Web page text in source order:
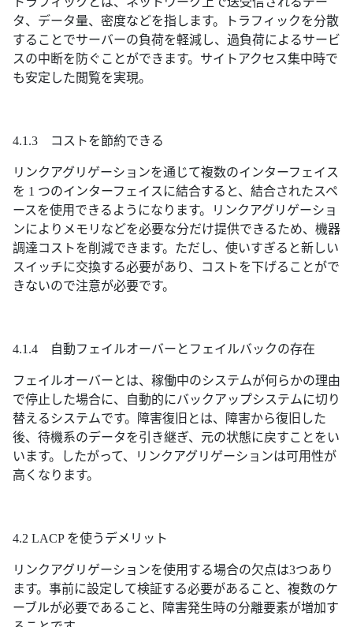
タ、データ量、密度などを指します。トラフィックを分散
することでサーバーの負荷を軽減し、過負荷によるサービ
スの中断を防ぐことができます。サイトアクセス集中時で
も安定した閲覧を実現。
4.1.3 コストを節約できる
リンクアグリゲーションを通じて複数のインターフェイス
を 1 つのインターフェイスに結合すると、結合されたスペ
ースを使用できるようになります。リンクアグリゲーショ
ンによりメモリなどを必要な分だけ提供できるため、機器
調達コストを削減できます。ただし、使いすぎると新しい
スイッチに交換する必要があり、コストを下げることがで
きないので注意が必要です。
4.1.4 自動フェイルオーバーとフェイルバックの存在
フェイルオーバーとは、稼働中のシステムが何らかの理由
で停止した場合に、自動的にバックアップシステムに切り
替えるシステムです。障害復旧とは、障害から復旧した
後、待機系のデータを引き継ぎ、元の状態に戻すことをい
います。したがって、リンクアグリゲーションは可用性が
高くなります。
4.2 LACP を使うデメリット
リンクアグリゲーションを使用する場合の欠点は3つあり
ます。事前に設定して検証する必要があること、複数のケ
ーブルが必要であること、障害発生時の分離要素が増加す